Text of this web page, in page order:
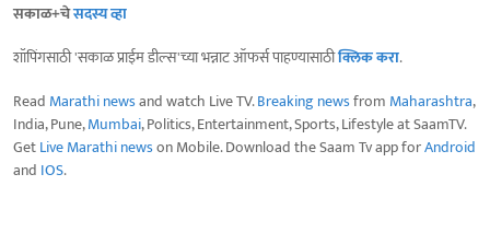
सकाळ+चेसदस्य व्हा
शॉपिंगसाठी 'सकाळ प्राईम डील्स'च्या भन्नाट ऑफर्स पाहण्यासाठीक्लिक करा.
Read Marathi newsand watch Live TV.Breaking newsfrom Maharashtra,
India, Pune,Mumbai, Politics, Entertainment, Sports, Lifestyle at SaamTV.
GetLive Marathi newson Mobile. Download the Saam Tv app forAndroid
and IOS.